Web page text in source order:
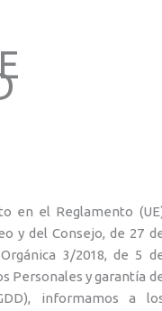
en el Reglamento
y del Consejo, de 27
3/2018, de 5
Personales y garantía
informamos a